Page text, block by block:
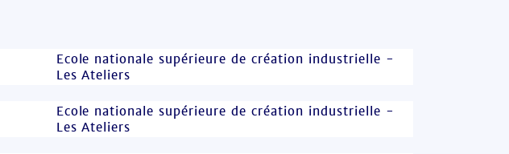
Ecole nationale supérieure de création industrielle -
Les Ateliers
Ecole nationale supérieure de création industrielle -
Les Ateliers